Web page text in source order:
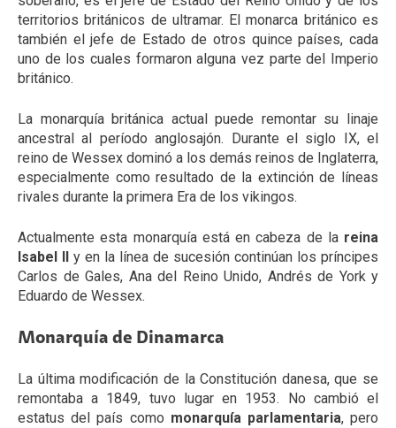
territorios británicos de ultramar. El monarca británico es
también el jefe de Estado de otros quince países, cada
uno de los cuales formaron alguna vez parte del Imperio
británico.
La monarquía británica actual puede remontar su linaje
ancestral al período anglosajón. Durante el siglo IX, el
reino de Wessex dominó a los demás reinos de Inglaterra,
especialmente como resultado de la extinción de líneas
rivales durante la primera Era de los vikingos.
Actualmente esta monarquía está en cabeza de la reina
Isabel II
y en la línea de sucesión continúan los príncipes
Carlos de Gales, Ana del Reino Unido, Andrés de York y
Eduardo de Wessex.
Monarquía de Dinamarca
La última modificación de la Constitución danesa, que se
remontaba a 1849, tuvo lugar en 1953. No cambió el
estatus del país como monarquía parlamentaria, pero